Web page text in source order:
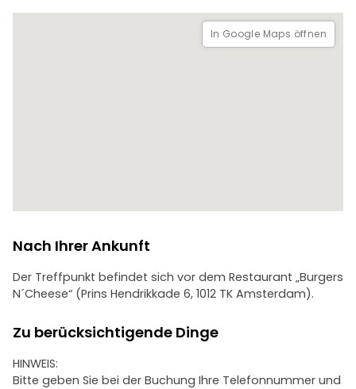
In Google Maps öffnen
Nach Ihrer Ankunft
Der Treffpunkt befindet sich vor dem Restaurant „Burgers
N´Cheese“ (Prins Hendrikkade 6, 1012 TK Amsterdam).
Zu berücksichtigende Dinge
HINWEIS:
Bitte geben Sie bei der Buchung Ihre Telefonnummer und